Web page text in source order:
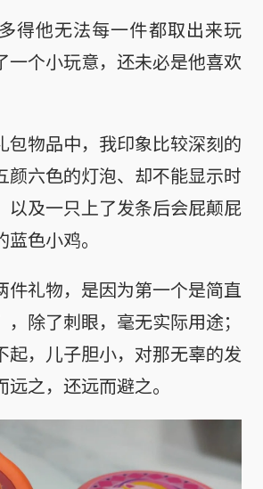
得他无法每一件都取出来玩
一个小玩意，还未必是他喜欢
包物品中，我印象比较深刻的
颜六色的灯泡、却不能显示时
及一只上了发条后会屁颠屁
色小鸡。
件礼物，是因为第一个是简直
除了刺眼，毫无实际用途；
起，儿子胆小，对那无辜的发
之，还远而避之。